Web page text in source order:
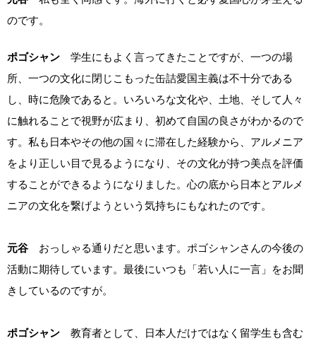
のです。
ポゴシャン 学生にもよく言ってきたことですが、一つの場
所、一つの文化に閉じこもった缶詰愛国主義は不十分である
し、時に危険であると。いろいろな文化や、土地、そして人々
に触れることで視野が広まり、初めて自国の良さがわかるので
す。私も日本やその他の国々に滞在した経験から、アルメニア
をより正しい目で見るようになり、その文化が持つ美点を評価
することができるようになりました。心の底から日本とアルメ
ニアの文化を繋げようという気持ちにもなれたのです。
元谷 おっしゃる通りだと思います。ポゴシャンさんの今後の
活動に期待しています。最後にいつも「若い人に一言」をお聞
きしているのですが。
ポゴシャン 教育者として、日本人だけではなく留学生も含む